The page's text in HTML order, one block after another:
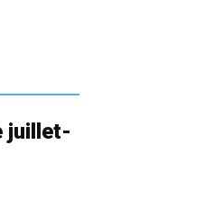
juillet-